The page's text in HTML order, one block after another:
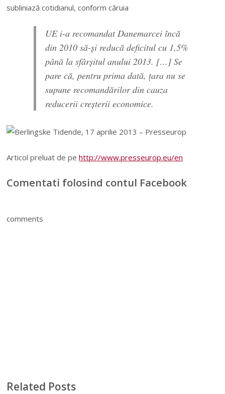
subliniază cotidianul, conform căruia
UE i-a recomandat Danemarcei încă
din 2010 să-şi reducă deficitul cu 1,5%
până la sfârșitul anului 2013. […] Se
pare că, pentru prima dată, ţara nu se
supune recomandărilor din cauza
reducerii creşterii economice.
Articol preluat de pehttp://www.presseurop.eu/en
Comentati folosind contul Facebook
comments
Related Posts